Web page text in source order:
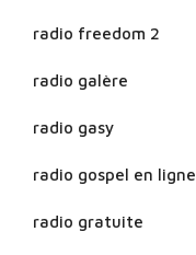
radio freedom 2
radio galère
radio gasy
radio gospel en ligne
radio gratuite